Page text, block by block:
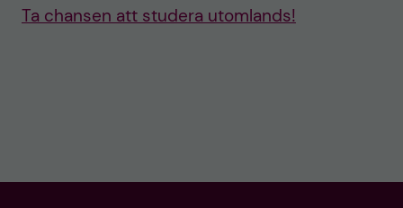
Ta chansen att studera utomlands!